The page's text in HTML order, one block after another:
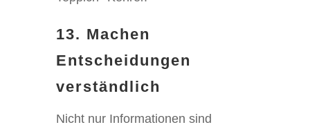
13. Machen
Entscheidungen
verständlich
Nicht nur Informationen sind